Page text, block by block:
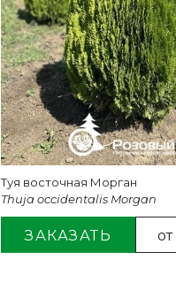
Туя восточная Морган
Thuja occidentalis Morgan
ЗАКАЗАТЬ